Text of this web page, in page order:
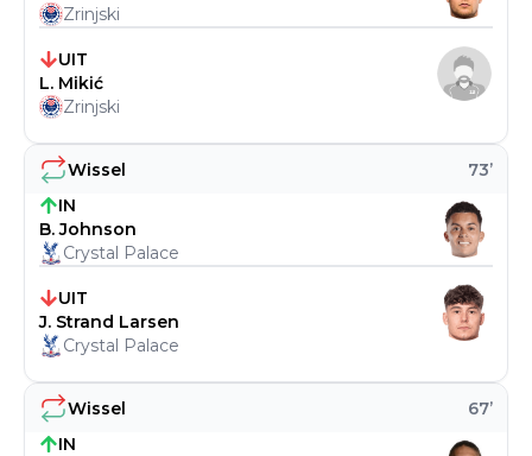
Wissel 67’
IN
Wissel 73’
IN
B. Johnson
Crystal Palace
UIT
J. Strand Larsen
Crystal Palace
Zrinjski
UIT
L. Mikić
Zrinjski